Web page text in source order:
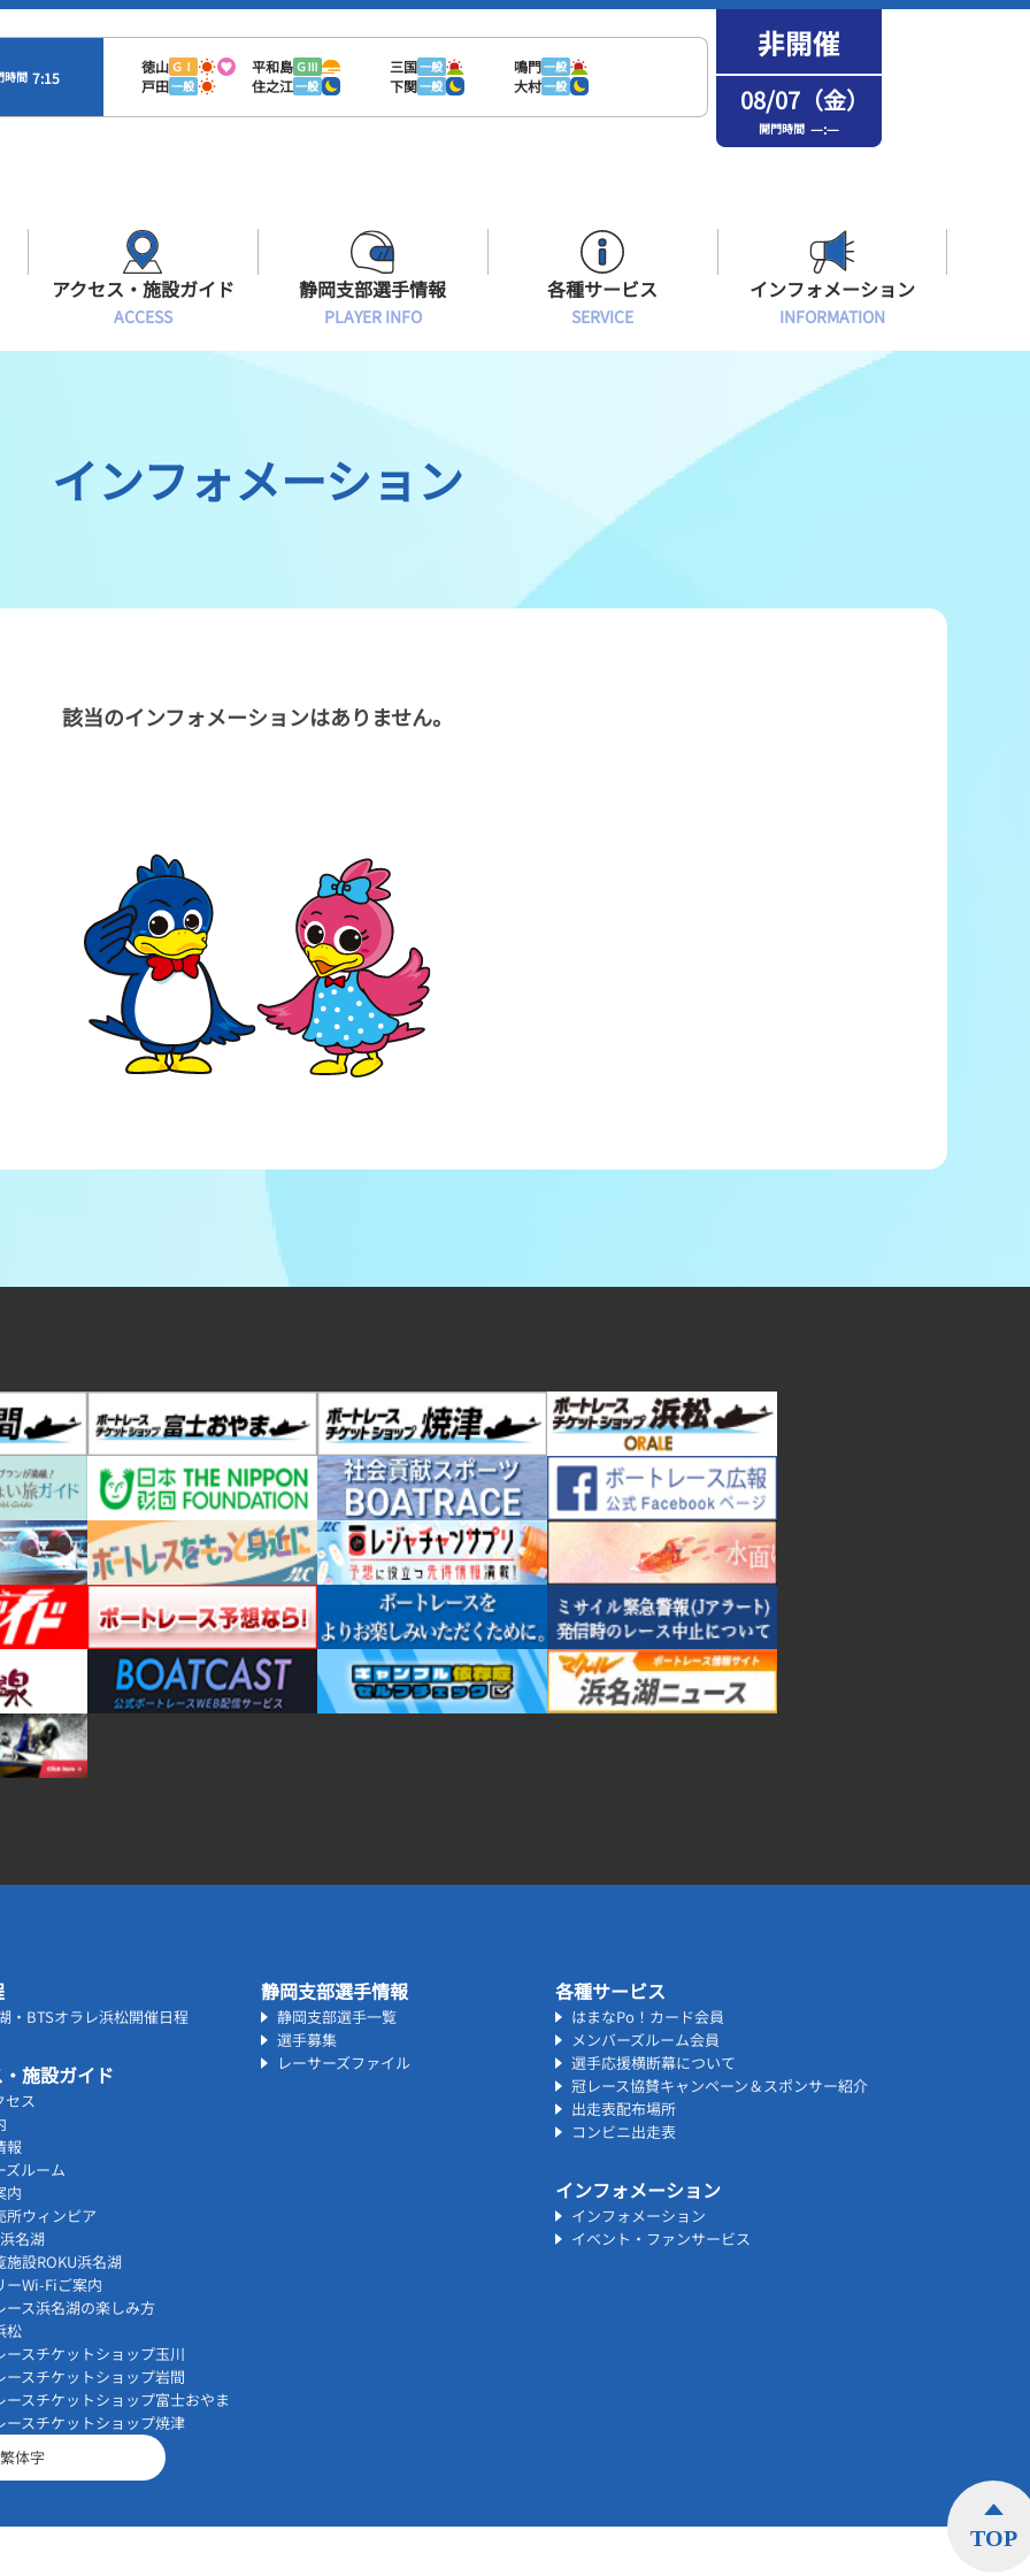
時間 7:15
徳山 ＧⅠ 平和島 ＧⅢ 三国一般 鳴門一般
戸田一般 住之江一般 下関一般 大村一般 08/07（金）
開門時間 —:—
出目データ
水面特性・進入コース別情報
アクセス・施設ガイド
ACCESS
有料席情報
Mooovi浜名湖
場内フリーWi-Fiご案内
ボートレース浜名湖の楽しみ方
オラレ浜松
静岡支部選手情報
PLAYER INFO
選手募集
レーサーズファイル
各種サービス
SERVICE
メンバーズルーム会員
選手応援横断幕について
冠レース協賛キャンペーン
インフォメーション
INFORMATION
インフォメーション
インフォメーション
該当のインフォメーションはありません。
・BTSオラレ浜松開催日程
施設ガイド
セス
報
ズルーム
内
所ウィンピア
名湖
施設ROKU浜名湖
ーWi-Fiご案内
ース浜名湖の楽しみ方
松
ースチケットショップ玉川
ースチケットショップ岩間
ースチケットショップ富士おやま
ースチケットショップ焼津
静岡支部選手情報
静岡支部選手一覧
選手募集
レーサーズファイル
各種サービス
はまなPo！カード会員
メンバーズルーム会員
選手応援横断幕について
冠レース協賛キャンペーン＆スポンサー紹介
出走表配布場所
コンビニ出走表
インフォメーション
インフォメーション
イベント・ファンサービス
体字